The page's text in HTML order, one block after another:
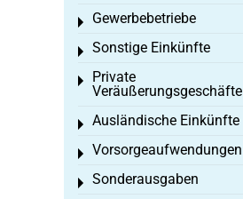
Gewerbebetriebe
Toggle menu
Sonstige Einkünfte
Toggle menu
Private
Veräußerungsgeschäfte
Toggle menu
Ausländische Einkünfte
Toggle menu
Vorsorgeaufwendungen
Toggle menu
Sonderausgaben
Toggle menu